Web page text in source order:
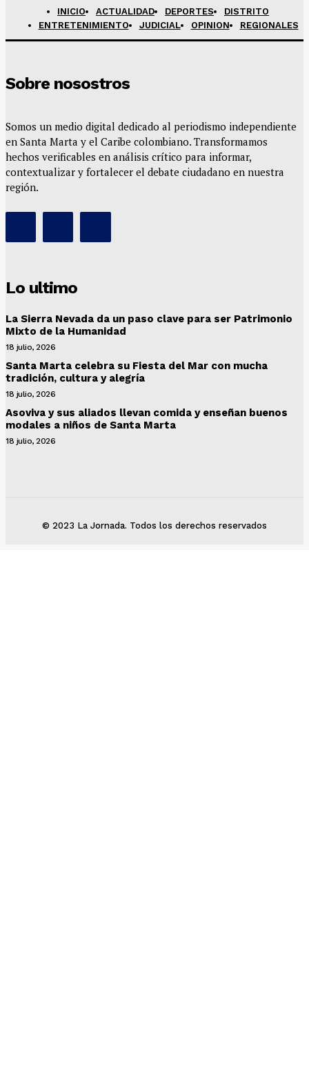
INICIO ACTUALIDAD DEPORTES
DISTRITO
ENTRETENIMIENTO
JUDICIAL OPINION REGIONALES
Sobre nosostros
Somos un medio digital dedicado al periodismo independiente
en Santa Marta y el Caribe colombiano. Transformamos
hechos verificables en análisis crítico para informar,
contextualizar y fortalecer el debate ciudadano en nuestra
región.
Lo ultimo
La Sierra Nevada da un paso clave para ser Patrimonio
Mixto de la Humanidad
18 julio, 2026
Santa Marta celebra su Fiesta del Mar con mucha
tradición, cultura y alegría
18 julio, 2026
Asoviva y sus aliados llevan comida y enseñan buenos
modales a niños de Santa Marta
18 julio, 2026
© 2023 La Jornada. Todos los derechos reservados